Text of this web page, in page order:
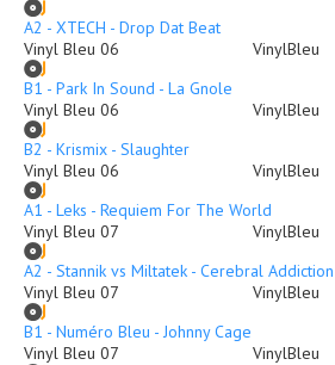
A2 - XTECH - Drop Dat Beat
Vinyl Bleu 06
VinylBleu
B1 - Park In Sound - La Gnole
Vinyl Bleu 06
VinylBleu
B2 - Krismix - Slaughter
Vinyl Bleu 06
VinylBleu
A1 - Leks - Requiem For The World
Vinyl Bleu 07
VinylBleu
A2 - Stannik vs Miltatek - Cerebral Addiction
Vinyl Bleu 07
VinylBleu
B1 - Numéro Bleu - Johnny Cage
Vinyl Bleu 07
VinylBleu